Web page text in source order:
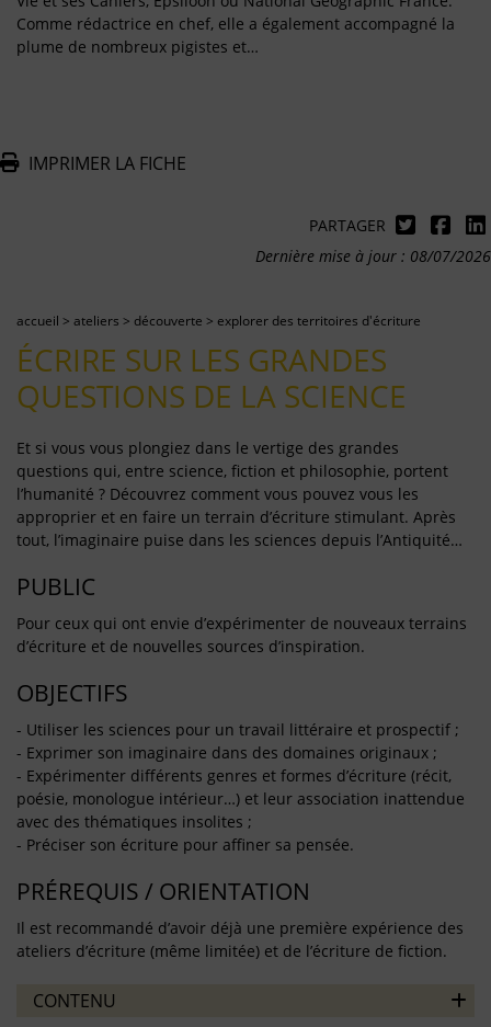
Comme rédactrice en chef, elle a également accompagné la
plume de nombreux pigistes et…
IMPRIMER LA FICHE
PARTAGER
Dernière mise à jour : 08/07/2026
accueil > ateliers > découverte > explorer des territoires d'écriture
ÉCRIRE SUR LES GRANDES
QUESTIONS DE LA SCIENCE
Et si vous vous plongiez dans le vertige des grandes
questions qui, entre science, fiction et philosophie, portent
l’humanité ? Découvrez comment vous pouvez vous les
approprier et en faire un terrain d’écriture stimulant. Après
tout, l’imaginaire puise dans les sciences depuis l’Antiquité…
PUBLIC
Pour ceux qui ont envie d’expérimenter de nouveaux terrains
d’écriture et de nouvelles sources d’inspiration.
OBJECTIFS
- Utiliser les sciences pour un travail littéraire et prospectif ;
- Exprimer son imaginaire dans des domaines originaux ;
- Expérimenter différents genres et formes d’écriture (récit,
poésie, monologue intérieur…) et leur association inattendue
avec des thématiques insolites ;
- Préciser son écriture pour affiner sa pensée.
PRÉREQUIS / ORIENTATION
Il est recommandé d’avoir déjà une première expérience des
ateliers d’écriture (même limitée) et de l’écriture de fiction.
CONTENU